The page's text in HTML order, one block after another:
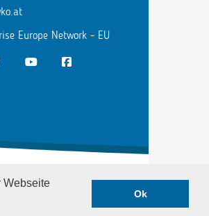
Webseite
Ok
Europe Network - EU
TwitterYoutubeFacebook
|Impressum